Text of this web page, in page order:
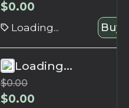
$0.00
Loading... Buy
Loading...
$0.00
$0.00